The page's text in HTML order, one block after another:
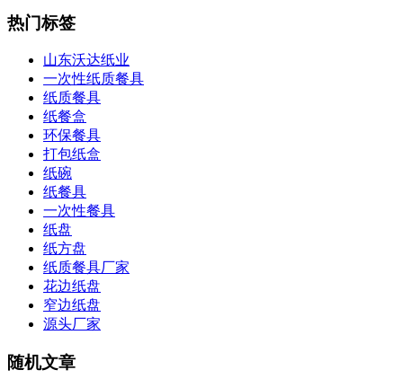
热门标签
山东沃达纸业
一次性纸质餐具
纸质餐具
纸餐盒
环保餐具
打包纸盒
纸碗
纸餐具
一次性餐具
纸盘
纸方盘
纸质餐具厂家
花边纸盘
窄边纸盘
源头厂家
随机文章